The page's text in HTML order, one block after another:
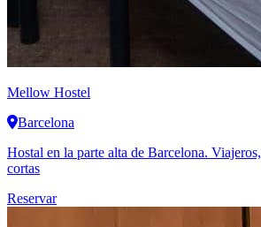
Mellow Hostel
Barcelona
Hostal en la parte alta de Barcelona.
cortas
Reservar